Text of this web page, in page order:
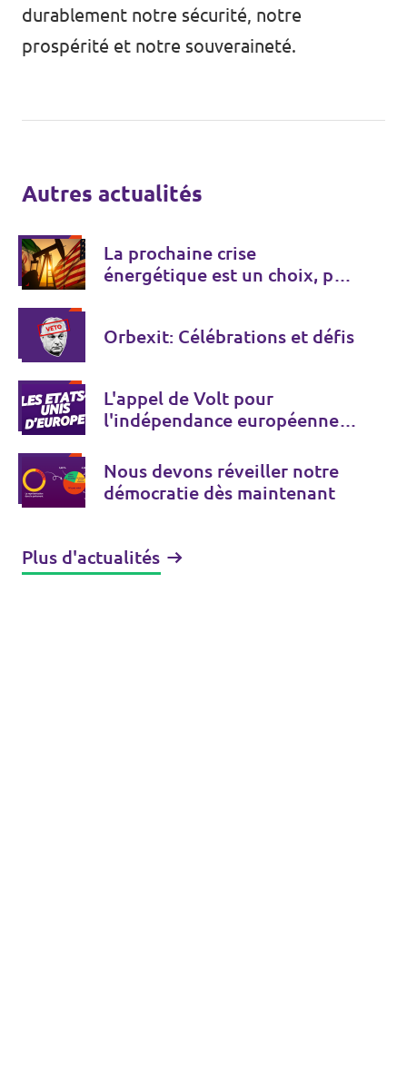
durablement notre sécurité, notre
prospérité et notre souveraineté.
Autres actualités
La prochaine crise
énergétique est un choix, pas
Orbexit: Célébrations et défis
L'appel de Volt pour
l'indépendance européenne :
États-Unis d'Europe
Nous devons réveiller notre
démocratie dès maintenant
Plus d'actualités